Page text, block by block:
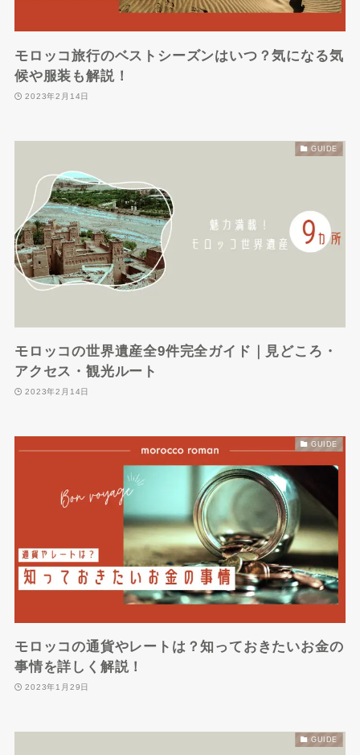
モロッコ旅行のベストシーズンはいつ？気になる気
候や服装も解説！
2023年2月14日
GUIDE
モロッコの世界遺産全9件完全ガイド｜見どころ・
アクセス・観光ルート
2023年2月14日
GUIDE
モロッコの通貨やレートは？知っておきたいお金の
事情を詳しく解説！
2023年1月29日
GUIDE